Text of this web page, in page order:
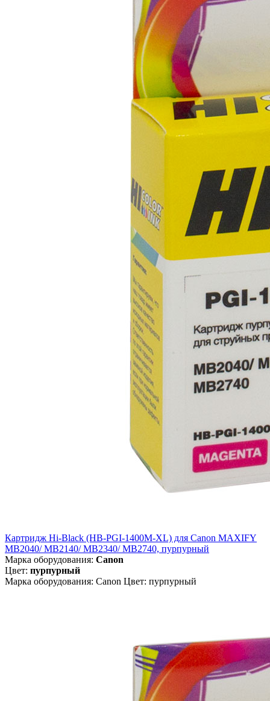
Картридж Hi-Black (HB-PGI-1400M-XL) для Canon MAXIFY
MB2040/ MB2140/ MB2340/ MB2740, пурпурный
Марка оборудования: Canon
Цвет: пурпурный
Марка оборудования: Canon Цвет: пурпурный